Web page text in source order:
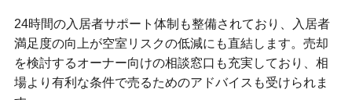
24時間の入居者サポート体制も整備されており、入居者
満足度の向上が空室リスクの低減にも直結します。売却
を検討するオーナー向けの相談窓口も充実しており、相
場より有利な条件で売るためのアドバイスも受けられま